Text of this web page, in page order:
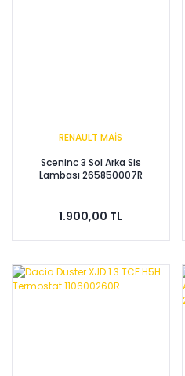
RENAULT MAİS
Sceninc 3 Sol Arka Sis
Lambası 265850007R
1.900,00 TL